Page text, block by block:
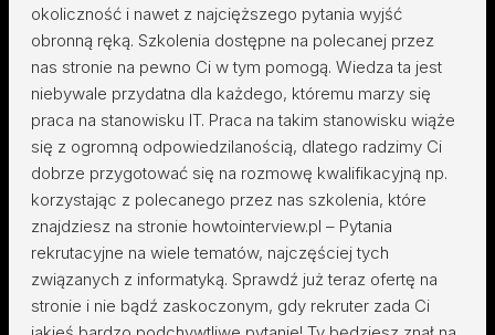
okoliczność i nawet z najcięższego pytania wyjść
obronną ręką. Szkolenia dostępne na polecanej przez
nas stronie na pewno Ci w tym pomogą. Wiedza ta jest
niebywale przydatna dla każdego, któremu marzy się
praca na stanowisku IT. Praca na takim stanowisku wiąże
się z ogromną odpowiedzilanością, dlatego radzimy Ci
dobrze przygotować się na rozmowę kwalifikacyjną np.
korzystając z polecanego przez nas szkolenia, które
znajdziesz na stronie howtointerview.pl – Pytania
rekrutacyjne na wiele tematów, najczęściej tych
związanych z informatyką. Sprawdź już teraz ofertę na
stronie i nie bądź zaskoczonym, gdy rekruter zada Ci